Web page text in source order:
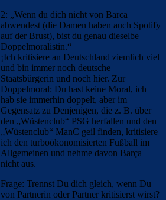
2: „Wenn du dich nicht von Barca
abwendest (die Damen haben auch Spotify
auf der Brust), bist du genau dieselbe
Doppelmoralistin.“
¡Ich kritisiere an Deutschland ziemlich viel
und bin immer noch deutsche
Staatsbürgerin und noch hier. Zur
Doppelmoral: Du hast keine Moral, ich
hab sie immerhin doppelt, aber im
Gegensatz zu Denjenigen, die z. B. über
den „Wüstenclub“ PSG herfallen und den
„Wüstenclub“ ManC geil finden, kritisiere
ich den turboökonomisierten Fußball im
Allgemeinen und nehme davon Barça
nicht aus.
Frage: Trennst Du dich gleich, wenn Du
von Partnerin oder Partner kritisierst wirst?